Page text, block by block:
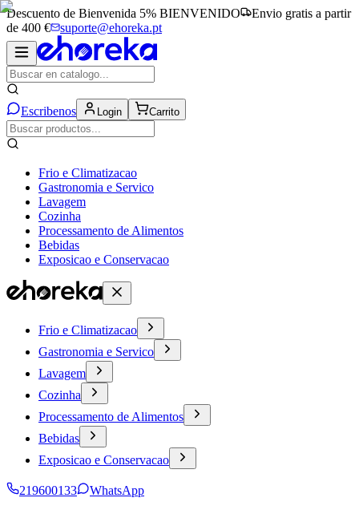
Descuento de Bienvenida 5% BIENVENIDO
Envio gratis a partir
de 400 €
suporte@ehoreka.pt
Escribenos Login Carrito
Frio e Climatizacao
Gastronomia e Servico
Lavagem
Cozinha
Processamento de Alimentos
Bebidas
Exposicao e Conservacao
Frio e Climatizacao
Gastronomia e Servico
Lavagem
Cozinha
Processamento de Alimentos
Bebidas
Exposicao e Conservacao
219600133
WhatsApp